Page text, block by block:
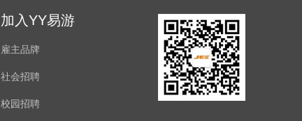
加入YY易游
雇主品牌
社会招聘
校园招聘